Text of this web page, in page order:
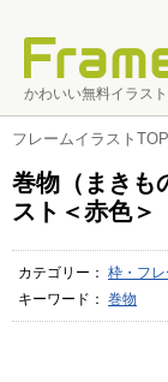
かわいい無料イラス
フレームイラストTOP
巻物（まきも
スト＜赤色＞
カテゴリー： 枠・フレ
キーワード： 巻物